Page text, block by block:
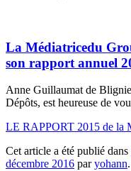
La Médiatricedu
son rapport annuel
Anne Guillaumat de
Dépôts, est heureuse de
LE RAPPORT 2015 de la
Cet article a été publié dans
décembre 2016 paryohann.